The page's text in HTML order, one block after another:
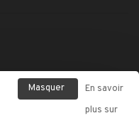
Masquer
En savoir
plus sur